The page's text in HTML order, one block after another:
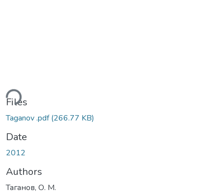
Files
Taganov .pdf(266.77 KB)
Date
2012
Authors
Таганов, О. М.